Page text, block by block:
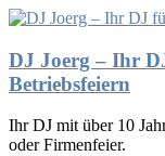
DJ Joerg – Ihr
Betriebsfeiern
Ihr DJ mit über 10
oder Firmenfeier.